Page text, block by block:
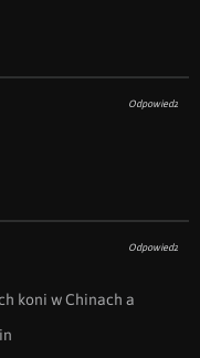
Odpowiedz
Odpowiedz
koni w Chinach a